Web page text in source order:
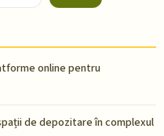
online pentru
de depozitare în complexul